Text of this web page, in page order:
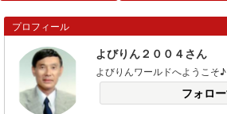
プロフィール
よびりん２００４さん
よびりんワールドへようこそ♪
フォロ